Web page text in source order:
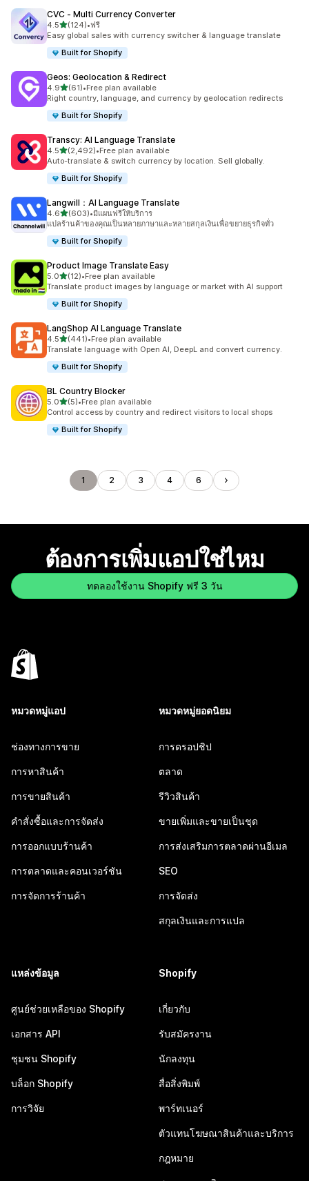
CVC ‑ Multi Currency Converter
4.5เต็ม 5 ดาว
(124)
ทั้งหมด 124 รีวิว
•ฟรี
Easy global sales with currency switcher & language translate
Built for Shopify
Geos: Geolocation & Redirect
4.9เต็ม 5 ดาว
(61)
ทั้งหมด 61 รีวิว
•Free plan available
Right country, language, and currency by geolocation redirects
Built for Shopify
Transcy: AI Language Translate
4.5เต็ม 5 ดาว
(2,492)
ทั้งหมด 2492 รีวิว
•Free plan available
Auto-translate & switch currency by location. Sell globally.
Built for Shopify
Langwill：AI Language Translate
4.6เต็ม 5 ดาว
(603)
ทั้งหมด 603 รีวิว
•มีแผนฟรีให้บริการ
แปลร้านค้าของคุณเป็นหลายภาษาและหลายสกุลเงินเพื่อขยายธุรกิจทั่ว
Built for Shopify
Product Image Translate Easy
5.0เต็ม 5 ดาว
(12)
ทั้งหมด 12 รีวิว
•Free plan available
Translate product images by language or market with AI support
Built for Shopify
LangShop AI Language Translate
4.5เต็ม 5 ดาว
(441)
ทั้งหมด 441 รีวิว
•Free plan available
Translate language with Open AI, DeepL and convert currency.
Built for Shopify
BL Country Blocker
5.0เต็ม 5 ดาว
(5)
ทั้งหมด 5 รีวิว
•Free plan available
Control access by country and redirect visitors to local shops
Built for Shopify
1 2 3 4 6
ต้องการเพิ่มแอปใช่ไหม
ทดลองใช้งาน Shopify ฟรี 3 วัน
หมวดหมู่แอป
ช่องทางการขาย
การหาสินค้า
การขายสินค้า
คำสั่งซื้อและการจัดส่ง
การออกแบบร้านค้า
การตลาดและคอนเวอร์ชัน
การจัดการร้านค้า
หมวดหมู่ยอดนิยม
การดรอปชิป
ตลาด
รีวิวสินค้า
ขายเพิ่มและขายเป็นชุด
การส่งเสริมการตลาดผ่านอีเมล
SEO
การจัดส่ง
สกุลเงินและการแปล
แหล่งข้อมูล
ศูนย์ช่วยเหลือของ Shopify
เอกสาร API
ชุมชน Shopify
บล็อก Shopify
การวิจัย
Shopify
เกี่ยวกับ
รับสมัครงาน
นักลงทุน
สื่อสิ่งพิมพ์
พาร์ทเนอร์
ตัวแทนโฆษณาสินค้าและบริการ
กฎหมาย